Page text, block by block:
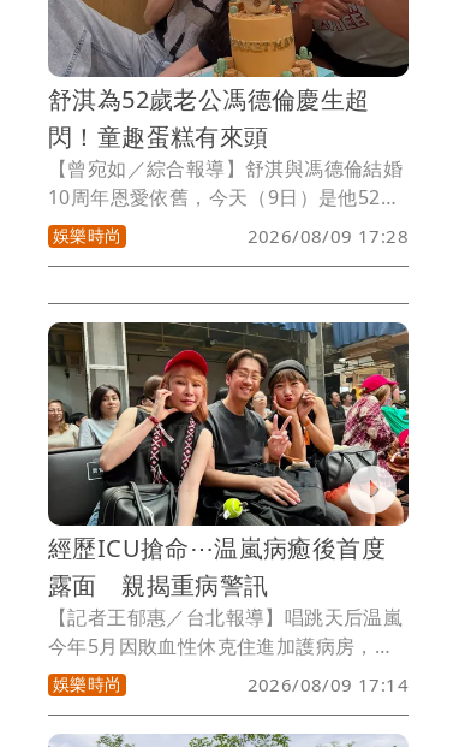
經歷ICU搶命⋯温嵐病癒後
露面 親揭重病警訊
娛樂時尚
舒淇為52歲老公馮德倫慶生超
閃！童趣蛋糕有來頭
【曾宛如／綜合報導】舒淇與馮德倫結婚
10周年恩愛依舊，今天（9日）是他52歲
生日，她秀出為老公慶生照，2人打扮悠
閒，她Ｔ恤配牛仔褲，他更是穿家居短
YA，她和老公說「Happy birthday ，祝
所願皆成」。現場只有可愛精緻的蛋糕及
身後的慶生氣球排字，布置簡單卻溫馨，
夫妻倆甜蜜笑意漾開，幸福得讓人羨慕。
娛樂時尚 2026/08/09 17:28
經歷ICU搶命⋯温嵐病癒後首度
露面 親揭重病警訊
【記者王郁惠／台北報導】唱跳天后温嵐
今年5月因敗血性休克住進加護病房，經
歷11天治療後康復出院，身為泰雅族協會
副理事長的她，今（9日）低調現身「達
拉愛音樂季」，力挺男友雷諾（Talaw）
娛樂時尚 2026/08/09 17:14